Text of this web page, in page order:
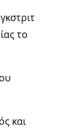
το
και